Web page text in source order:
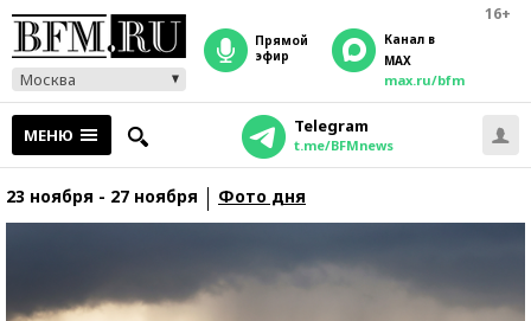
16+
Москва
прямой
эфир
Канал в
MAX
max.ru/bfm
МЕНЮ Telegram
t.me/BFMnews
23 ноября - 27 ноября Фото дня